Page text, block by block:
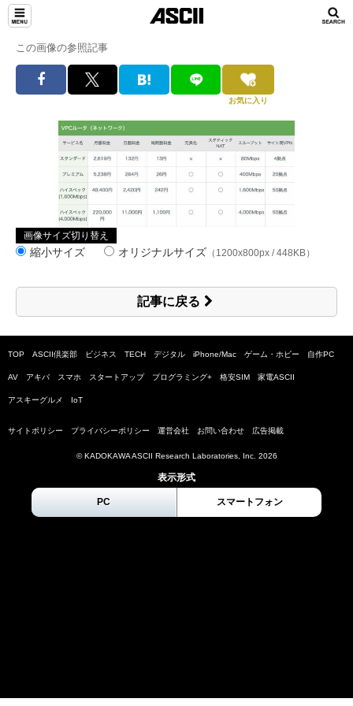
この画像の参照記事
お気に入り
画像サイズ切り替え
縮小サイズ オリジナルサイズ （1200x800px / 448KB）
記事に戻る
TOP ASCII倶楽部 ビジネス TECH デジタル iPhone/Mac ゲーム・ホビー 自作PC
AV アキバ スマホ スタートアップ プログラミング+ 格安SIM 家電ASCII
アスキーグルメ IoT
サイトポリシー プライバシーポリシー 運営会社 お問い合わせ 広告掲載
© KADOKAWA ASCII Research Laboratories, Inc. 2026
表示形式
PC スマートフォン